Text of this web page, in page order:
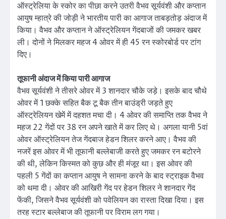
ऑस्ट्रेलिया के स्कोर का पीछा करने उतरी वैभव सूर्यवंशी और कप्तान
आयुष म्हात्रे की जोड़ी ने भारतीय पारी का आगाज ताबड़तोड़ अंदाज में
किया। वैभव और कप्तान ने ऑस्ट्रेलियन गेंदबाजों की जमकर खबर
ली। दोनों ने मिलकर महज 4 ओवर में ही 45 रन स्कोरबोर्ड पर टांग
दिए।
तूफानी अंदाज में किया पारी आगाज
वैभव सूर्यवंशी ने तीसरे ओवर में 3 शानदार चौके जड़े। इसके बाद चौथे
ओवर में 1 छक्के सहित बैक टू बैक तीन बाउंड्री जड़ते हुए
ऑस्ट्रेलियन खेमें में दहशत मचा दी। 4 ओवर की समाप्ति तक वैभव ने
महज 22 गेंदों पर 38 रन अपने खाते में कर लिए थे। अगला यानी 5वां
ओवर ऑस्ट्रेलियन तेज गेंदबाज हेडन शिलर करने आए। वैभव की
नजरें इस ओवर में भी तूफानी बल्लेबाजी करते हुए जमकर रन बटोरने
की थी, लेकिन किस्मत को कुछ और ही मंजूर था। इस ओवर की
पहली 5 गेंदों का कप्तान आयुष ने सामना करने के बाद स्ट्राइक वैभव
को थमा दी। ओवर की आखिरी गेंद पर हेडन शिलर ने शानदार गेंद
फेंकी, जिसने वैभव सूर्यवंशी को पवेलियन का रास्ता दिखा दिया। इस
तरह स्टार बल्लेबाज की तूफानी पर विराम लग गया।